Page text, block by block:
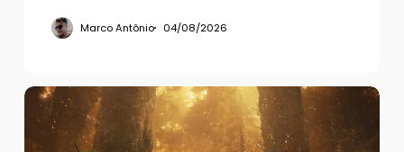
Marco Antônio 04/08/2026
Review
–
Beast